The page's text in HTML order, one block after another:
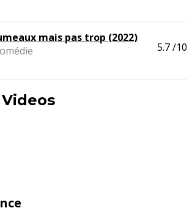
mais pas trop (2022)
5.7/10